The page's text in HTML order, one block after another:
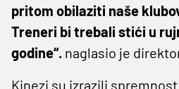
pritom obilaziti naše
Treneri bi trebali stići u
godine“. naglasio je
Kinezi su izrazili